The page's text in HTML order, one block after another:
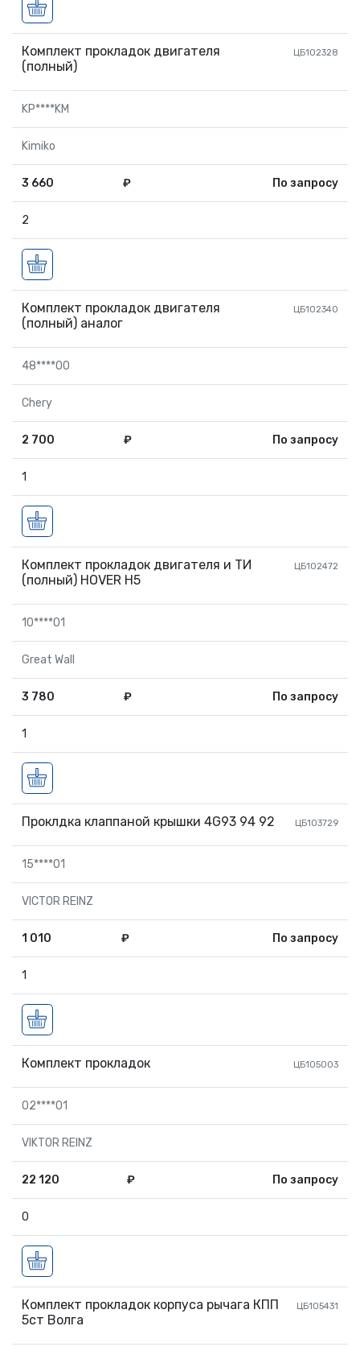
Комплект прокладок двигателя
(полный)
ЦБ102328
KP****KM
Kimiko
3 660 ₽ По запросу
2
Комплект прокладок двигателя
(полный) аналог
ЦБ102340
48****00
Chery
2 700 ₽ По запросу
1
Комплект прокладок двигателя и ТИ
(полный) HOVER H5
ЦБ102472
10****01
Great Wall
3 780 ₽ По запросу
1
Проклдка клаппаной крышки 4G93 94 92 ЦБ103729
15****01
VICTOR REINZ
1 010 ₽ По запросу
1
Комплект прокладок ЦБ105003
02****01
VIKTOR REINZ
22 120 ₽ По запросу
0
Комплект прокладок корпуса рычага КПП
5ст Волга
ЦБ105431